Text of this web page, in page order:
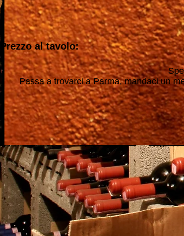
Prezzo al tavolo:
Passa a trovarcia Parma, mandaci un
"Tutti i vini della nostra cantina derivano da un
nei vini che